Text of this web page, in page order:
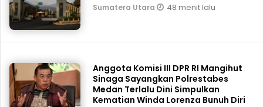
Sumatera Utara 48 menit lalu
Anggota Komisi III DPR RI Mangihut
Sinaga Sayangkan Polrestabes
Medan Terlalu Dini Simpulkan
Kematian Winda Lorenza Bunuh Diri